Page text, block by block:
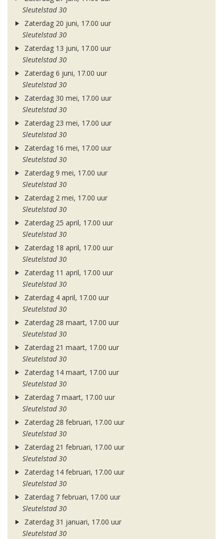
Sleutelstad 30
Zaterdag 20 juni, 17.00 uur
Sleutelstad 30
Zaterdag 13 juni, 17.00 uur
Sleutelstad 30
Zaterdag 6 juni, 17.00 uur
Sleutelstad 30
Zaterdag 30 mei, 17.00 uur
Sleutelstad 30
Zaterdag 23 mei, 17.00 uur
Sleutelstad 30
Zaterdag 16 mei, 17.00 uur
Sleutelstad 30
Zaterdag 9 mei, 17.00 uur
Sleutelstad 30
Zaterdag 2 mei, 17.00 uur
Sleutelstad 30
Zaterdag 25 april, 17.00 uur
Sleutelstad 30
Zaterdag 18 april, 17.00 uur
Sleutelstad 30
Zaterdag 11 april, 17.00 uur
Sleutelstad 30
Zaterdag 4 april, 17.00 uur
Sleutelstad 30
Zaterdag 28 maart, 17.00 uur
Sleutelstad 30
Zaterdag 21 maart, 17.00 uur
Sleutelstad 30
Zaterdag 14 maart, 17.00 uur
Sleutelstad 30
Zaterdag 7 maart, 17.00 uur
Sleutelstad 30
Zaterdag 28 februari, 17.00 uur
Sleutelstad 30
Zaterdag 21 februari, 17.00 uur
Sleutelstad 30
Zaterdag 14 februari, 17.00 uur
Sleutelstad 30
Zaterdag 7 februari, 17.00 uur
Sleutelstad 30
Zaterdag 31 januari, 17.00 uur
Sleutelstad 30